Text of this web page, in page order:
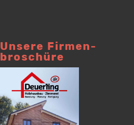
Unsere Firmen­
broschüre